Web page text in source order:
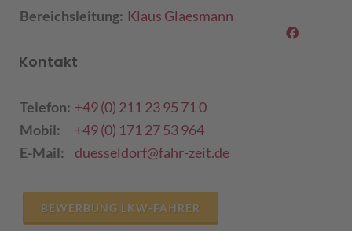
Bereichsleitung: Klaus Glaesmann
Kontakt
Telefon: +49 (0) 211 23 95 71 0
Mobil:
+49 (0) 171 27 53 964
E-Mail:
duesseldorf@fahr-zeit.de
BEWERBUNG LKW-FAHRER